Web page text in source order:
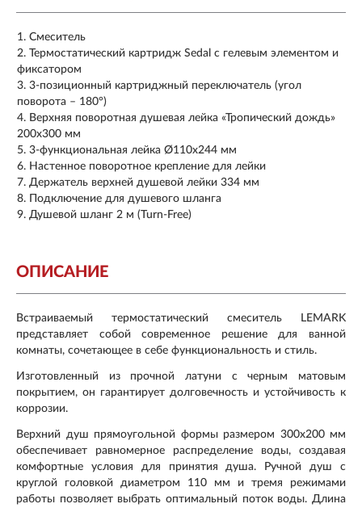
Смеситель
Термостатический картридж Sedal с гелевым элементом и
фиксатором
3-позиционный картриджный переключатель (угол
поворота – 180°)
Верхняя поворотная душевая лейка «Тропический дождь»
200х300 мм
3-функциональная лейка Ø110х244 мм
Настенное поворотное крепление для лейки
Держатель верхней душевой лейки 334 мм
Подключение для душевого шланга
Душевой шланг 2 м (Turn-Free)
ОПИСАНИЕ
Встраиваемый термостатический смеситель LEMARK
представляет собой современное решение для ванной
комнаты, сочетающее в себе функциональность и стиль.
Изготовленный из прочной латуни с черным матовым
покрытием, он гарантирует долговечность и устойчивость к
коррозии.
Верхний душ прямоугольной формы размером 300х200 мм
обеспечивает равномерное распределение воды, создавая
комфортные условия для принятия душа. Ручной душ с
круглой головкой диаметром 110 мм и тремя режимами
работы позволяет выбрать оптимальный поток воды. Длина